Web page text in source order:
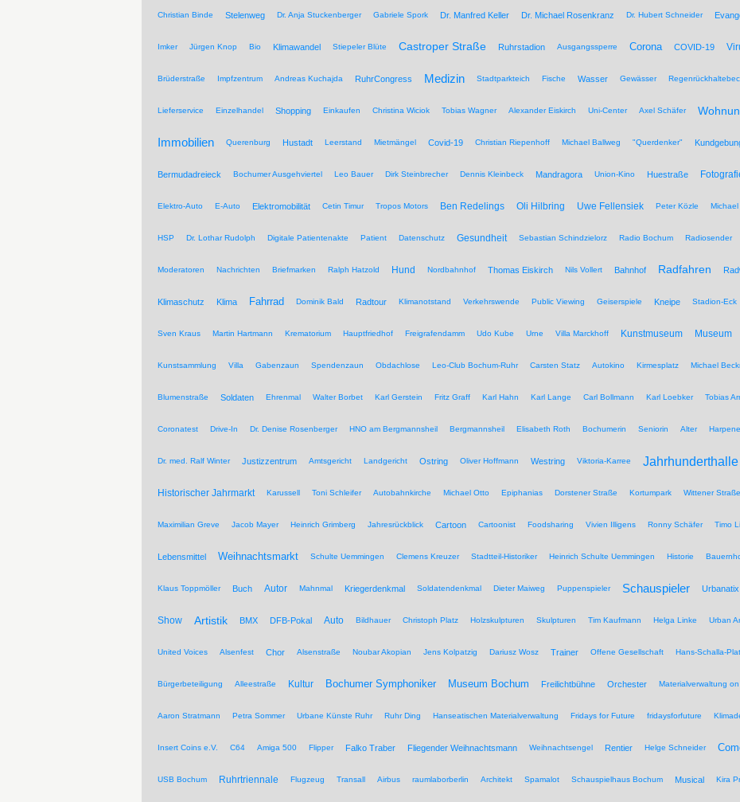
Christian Binde Stelenweg Dr. Anja Stuckenberger Gabriele Spork Dr. Manfred Keller Dr. Michael Rosenkranz Dr. Hubert Schneider
Imker Jürgen Knop Bio Klimawandel Stiepeler Blüte Castroper Straße Ruhrstadion Ausgangssperre Corona COVID-19
Brüderstraße Impfzentrum Andreas Kuchajda RuhrCongress Medizin Stadtparkteich Fische Wasser Gewässer
Lieferservice Einzelhandel Shopping Einkaufen Christina Wiciok Tobias Wagner Alexander Eiskirch Uni-Center Axel Schäfer
Immobilien Querenburg Hustadt Leerstand Mietmängel Covid-19 Christian Riepenhoff Michael Ballweg "Querdenker"
Bermudadreieck Bochumer Ausgehviertel Leo Bauer Dirk Steinbrecher Dennis Kleinbeck Mandragora Union-Kino Huestraße
Elektro-Auto E-Auto Elektromobilität Cetin Timur Tropos Motors Ben Redelings Oli Hilbring Uwe Fellensiek Peter Közle
HSP Dr. Lothar Rudolph Digitale Patientenakte Patient Datenschutz Gesundheit Sebastian Schindzielorz Radio Bochum Radiosender
Moderatoren Nachrichten Briefmarken Ralph Hatzold Hund Nordbahnhof Thomas Eiskirch Nils Vollert Bahnhof Radfahren
Klimaschutz Klima Fahrrad Dominik Bald Radtour Klimanotstand Verkehrswende Public Viewing Geiserspiele Kneipe Stadion-Eck
Sven Kraus Martin Hartmann Krematorium Hauptfriedhof Freigrafendamm Udo Kube Urne Villa Marckhoff Kunstmuseum Museum
Kunstsammlung Villa Gabenzaun Spendenzaun Obdachlose Leo-Club Bochum-Ruhr Carsten Statz Autokino Kirmesplatz Michael
Blumenstraße Soldaten Ehrenmal Walter Borbet Karl Gerstein Fritz Graff Karl Hahn Karl Lange Carl Bollmann Karl Loebker Tobias
Coronatest Drive-In Dr. Denise Rosenberger HNO am Bergmannsheil Bergmannsheil Elisabeth Roth Bochumerin Seniorin Alter
Dr. med. Ralf Winter Justizzentrum Amtsgericht Landgericht Ostring Oliver Hoffmann Westring Viktoria-Karree Jahrhunderthalle
Historischer Jahrmarkt Karussell Toni Schleifer Autobahnkirche Michael Otto Epiphanias Dorstener Straße Kortumpark Wittener Straße
Maximilian Greve Jacob Mayer Heinrich Grimberg Jahresrückblick Cartoon Cartoonist Foodsharing Vivien Illigens Ronny Schäfer Timo
Lebensmittel Weihnachtsmarkt Schulte Uemmingen Clemens Kreuzer Stadtteil-Historiker Heinrich Schulte Uemmingen Historie
Klaus Toppmöller Buch Autor Mahnmal Kriegerdenkmal Soldatendenkmal Dieter Maiweg Puppenspieler Schauspieler Urbanatix
Show Artistik BMX DFB-Pokal Auto Bildhauer Christoph Platz Holzskulpturen Skulpturen Tim Kaufmann Helga Linke Urban
United Voices Alsenfest Chor Alsenstraße Noubar Akopian Jens Kolpatzig Dariusz Wosz Trainer Offene Gesellschaft Hans-Schalla-
Bürgerbeteiligung Alleestraße Kultur Bochumer Symphoniker Museum Bochum Freilichtbühne Orchester Materialverwaltung on
Aaron Stratmann Petra Sommer Urbane Künste Ruhr Ruhr Ding Hanseatischen Materialverwaltung Fridays for Future fridaysforfuture
Insert Coins e.V. C64 Amiga 500 Flipper Falko Traber Fliegender Weihnachtsmann Weihnachtsengel Rentier Helge Schneider
USB Bochum Ruhrtriennale Flugzeug Transall Airbus raumlaborberlin Architekt Spamalot Schauspielhaus Bochum Musical Kira